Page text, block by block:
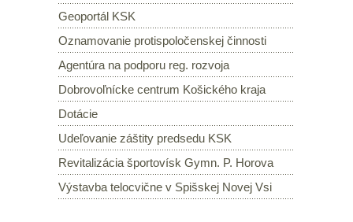
Geoportál KSK
Oznamovanie protispoločenskej činnosti
Agentúra na podporu reg. rozvoja
Dobrovoľnícke centrum Košického kraja
Dotácie
Udeľovanie záštity predsedu KSK
Revitalizácia športovísk Gymn. P. Horova
Výstavba telocvične v Spišskej Novej Vsi